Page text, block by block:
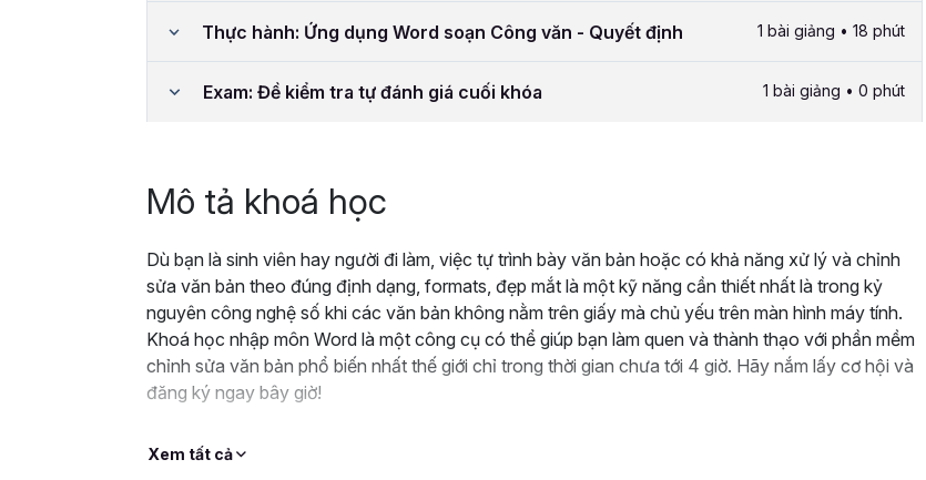
Thực hành: Ứng dụng Word soạn Công văn - Quyết định 1 bài giảng • 18 phút
Exam: Đề kiểm tra tự đánh giá cuối khóa 1 bài giảng • 0 phút
Mô tả khoá học
Dù bạn là sinh viên hay người đi làm, việc tự trình bày văn bản hoặc có khả năng xử lý và chỉnh
sửa văn bản theo đúng định dạng, formats, đẹp mắt là một kỹ năng cần thiết nhất là trong kỷ
nguyên công nghệ số khi các văn bản không nằm trên giấy mà chủ yếu trên màn hình máy tính.
Khoá học nhập môn Word là một công cụ có thể giúp bạn làm quen và thành thạo với phần mềm
chỉnh sửa văn bản phổ biến nhất thế giới chỉ trong thời gian chưa tới 4 giờ. Hãy nắm lấy cơ hội và
đăng ký ngay bây giờ!
Xem tất cả